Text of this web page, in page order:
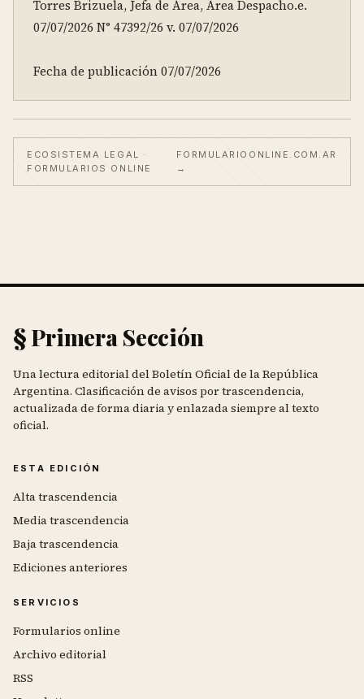
Torres Brizuela, Jefa de Área, Área Despacho.e.
07/07/2026 N° 47392/26 v. 07/07/2026
Fecha de publicación 07/07/2026
ECOSISTEMA LEGAL ·
FORMULARIOS ONLINE
FORMULARIOONLINE.COM.AR
→
§ Primera Sección
Una lectura editorial del Boletín Oficial de la República
Argentina. Clasificación de avisos por trascendencia,
actualizada de forma diaria y enlazada siempre al texto
oficial.
ESTA EDICIÓN
Alta trascendencia
Media trascendencia
Baja trascendencia
Ediciones anteriores
SERVICIOS
Formularios online
Archivo editorial
RSS